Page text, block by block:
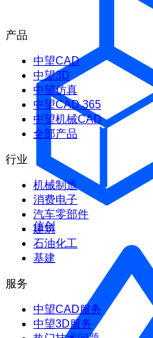
信创
产品
中望CAD
中望3D
中望仿真
中望CAD 365
中望机械CAD
全部产品
行业
机械制造
消费电子
汽车零部件
建筑
石油化工
基建
服务
中望CAD服务
中望3D服务